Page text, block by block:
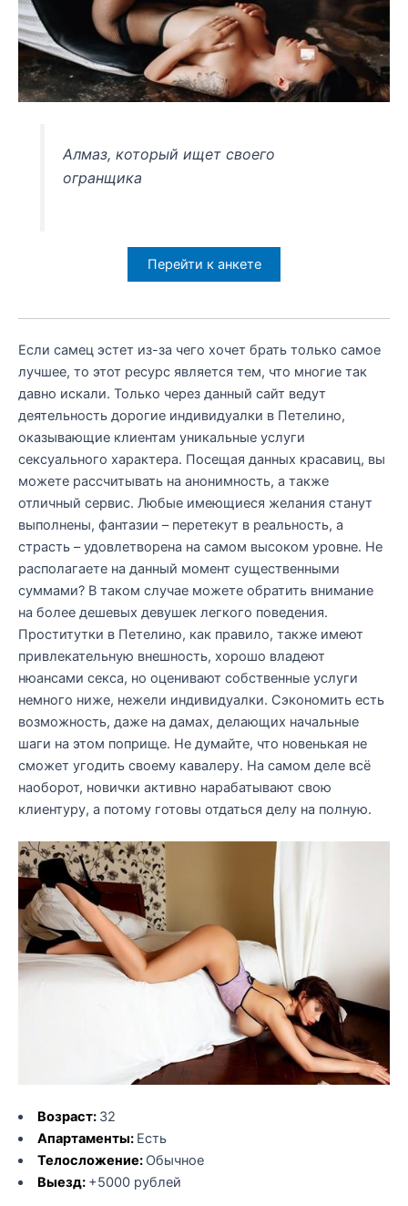
Алмаз, который ищет своего
огранщика
Перейти к анкете
Если самец эстет из-за чего хочет брать только самое
лучшее, то этот ресурс является тем, что многие так
давно искали. Только через данный сайт ведут
деятельность дорогие индивидуалки в Петелино,
оказывающие клиентам уникальные услуги
сексуального характера. Посещая данных красавиц, вы
можете рассчитывать на анонимность, а также
отличный сервис. Любые имеющиеся желания станут
выполнены, фантазии – перетекут в реальность, а
страсть – удовлетворена на самом высоком уровне. Не
располагаете на данный момент существенными
суммами? В таком случае можете обратить внимание
на более дешевых девушек легкого поведения.
Проститутки в Петелино, как правило, также имеют
привлекательную внешность, хорошо владеют
нюансами секса, но оценивают собственные услуги
немного ниже, нежели индивидуалки. Сэкономить есть
возможность, даже на дамах, делающих начальные
шаги на этом поприще. Не думайте, что новенькая не
сможет угодить своему кавалеру. На самом деле всё
наоборот, новички активно нарабатывают свою
клиентуру, а потому готовы отдаться делу на полную.
Возраст: 32
Апартаменты: Есть
Телосложение: Обычное
Выезд: +5000 рублей